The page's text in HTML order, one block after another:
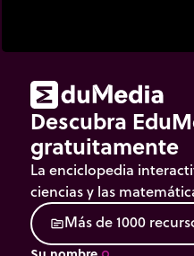
Descubra
gratuitamente
La enciclopedia
ciencias y las
sourceMásde1000 recurs